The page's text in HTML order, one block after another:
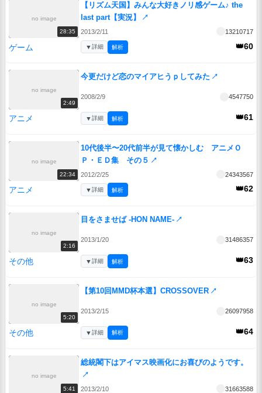
no image
28:35
【リズム天国】みんな大好きノリ感ゲーム♪ the
last part【実況】
↗
2013/2/11 13210717
ゲーム 👑60
▼詳細 解析
no image
2:49
今更だけど恋のマイアヒうｐしてみた ↗
2008/2/9 4547750
アニメ 👑61
▼詳細 解析
no image
22:34
10代後半〜20代前半が見て懐かしむ アニメＯ
Ｐ・ＥＤ集 その５ ↗
2012/2/25 24343567
アニメ 👑62
▼詳細 解析
no image
2:16
目をさませば -HON NAME- ↗
2013/1/20 31486357
その他 👑63
▼詳細 解析
no image
5:20
【第10回MMD杯本選】CROSSOVER ↗
2013/2/15 26097958
その他 👑64
▼詳細 解析
no image
5:41
総統閣下はアイマス映画化にお喜びのようです。
↗
2013/2/10 31663588